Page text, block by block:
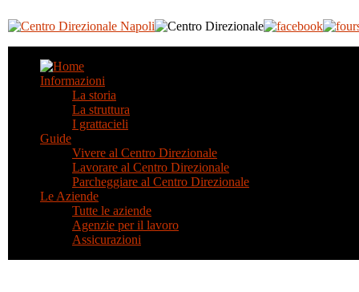
Informazioni
La storia
La struttura
I grattacieli
Guide
Vivere al Centro Direzionale
Lavorare al Centro Direzionale
Parcheggiare al Centro Direzionale
Le Aziende
Tutte le aziende
Agenzie per il lavoro
Assicurazioni